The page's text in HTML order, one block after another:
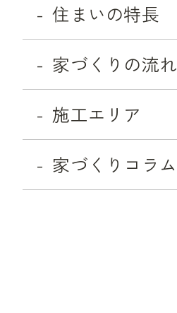
住まいの特長
家づくりの流れ
施工エリア
家づくりコラム